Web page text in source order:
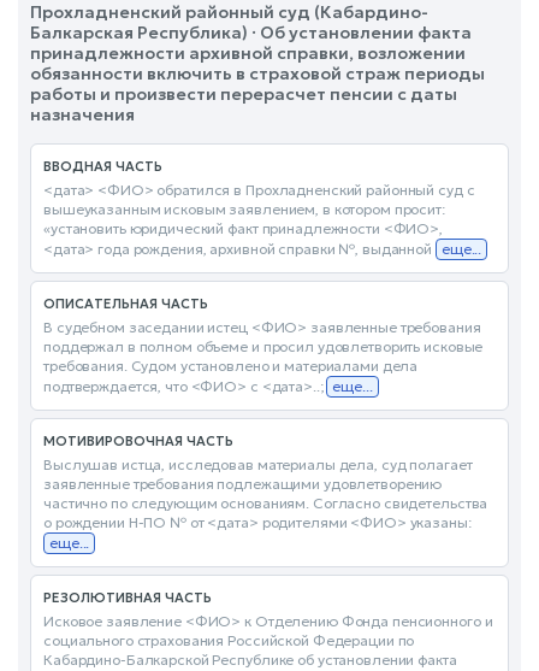
Прохладненский районный суд (Кабардино-
Балкарская Республика) · Об установлении факта
принадлежности архивной справки, возложении
обязанности включить в страховой страж периоды
работы и произвести перерасчет пенсии с даты
назначения
ВВОДНАЯ ЧАСТЬ
<дата> <ФИО> обратился в Прохладненский районный суд с
вышеуказанным исковым заявлением, в котором просит:
«установить юридический факт принадлежности <ФИО>,
<дата> года рождения, архивной справки №, выданной
еще...
ОПИСАТЕЛЬНАЯ ЧАСТЬ
В судебном заседании истец <ФИО> заявленные требования
поддержал в полном объеме и просил удовлетворить исковые
требования. Судом установлено и материалами дела
подтверждается, что <ФИО> с <дата>..; еще...
МОТИВИРОВОЧНАЯ ЧАСТЬ
Выслушав истца, исследовав материалы дела, суд полагает
заявленные требования подлежащими удовлетворению
частично по следующим основаниям. Согласно свидетельства
о рождении Н-ПО № от <дата> родителями <ФИО> указаны:
еще...
РЕЗОЛЮТИВНАЯ ЧАСТЬ
Исковое заявление <ФИО> к Отделению Фонда пенсионного и
социального страхования Российской Федерации по
Кабардино-Балкарской Республике об установлении факта